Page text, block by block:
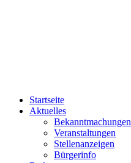
Startseite
Aktuelles
Bekanntmachungen
Veranstaltungen
Stellenanzeigen
Bürgerinfo